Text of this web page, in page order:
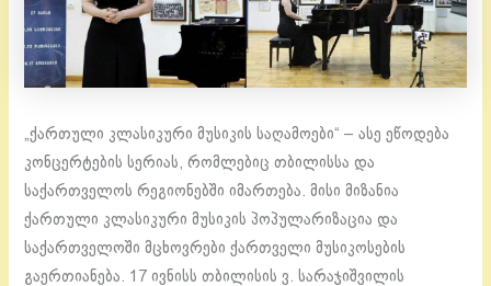
„ქართული კლასიკური მუსიკის საღამოები“ – ასე ეწოდება
კონცერტების სერიას, რომლებიც თბილისსა და
საქართველოს რეგიონებში იმართება. მისი მიზანია
ქართული კლასიკური მუსიკის პოპულარიზაცია და
საქართველოში მცხოვრები ქართველი მუსიკოსების
გაერთიანება. 17 ივნისს თბილისის ვ. სარაჯიშვილის